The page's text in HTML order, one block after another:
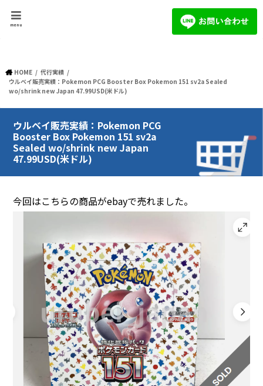
menu
HOME
代行実績
ウルベイ販売実績：Pokemon PCG Booster Box Pokemon 151 sv2a Sealed
wo/shrink new Japan 47.99USD(米ドル)
ウルベイ販売実績：Pokemon PCG
Booster Box Pokemon 151 sv2a
Sealed wo/shrink new Japan
47.99USD(米ドル)
今回はこちらの商品がebayで売れました。